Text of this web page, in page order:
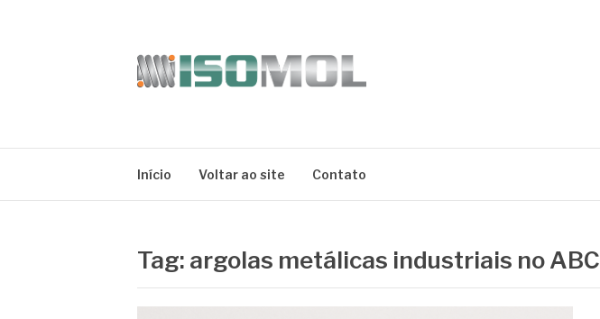
Início Voltar ao site Contato
Tag: argolas metálicas industriais no ABC